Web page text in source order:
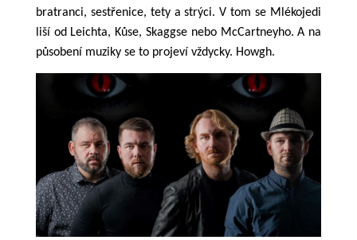
bratranci, sestřenice, tety a strýci. V tom se Mlékojedi
liší od Leichta, Kůse, Skaggse nebo McCartneyho. A na
působení muziky se to projeví vždycky. Howgh.